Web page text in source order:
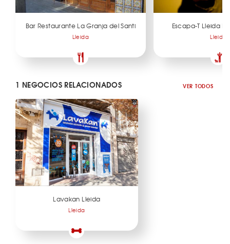
Bar Restaurante La Granja del Santi
Lleida
Escapa-T Lleida
Lleida
1 NEGOCIOS RELACIONADOS VER TODOS
Lavakan Lleida
Lleida